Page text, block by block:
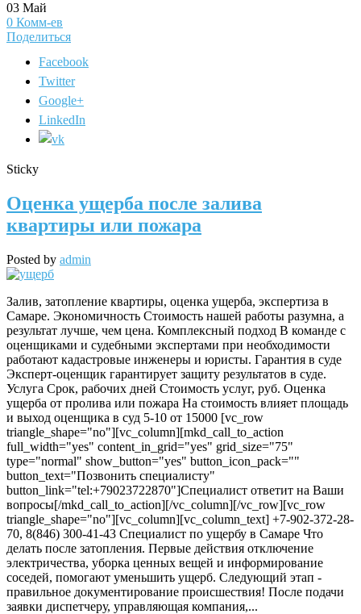
03 Май
0 Комм-ев
Поделиться
Facebook
Twitter
Google+
LinkedIn
Sticky
Оценка ущерба после залива
квартиры или пожара
Posted by admin
Залив, затопление квартиры, оценка ущерба, экспертиза в
Самаре. Экономичность Стоимость нашей работы разумна, а
результат лучше, чем цена. Комплексный подход В команде с
оценщиками и судебными экспертами при необходимости
работают кадастровые инженеры и юристы. Гарантия в суде
Эксперт-оценщик гарантирует защиту результатов в суде.
Услуга Срок, рабочих дней Стоимость услуг, руб. Оценка
ущерба от пролива или пожара На стоимость влияет площадь
и выход оценщика в суд 5-10 от 15000 [vc_row
triangle_shape="no"][vc_column][mkd_call_to_action
full_width="yes" content_in_grid="yes" grid_size="75"
type="normal" show_button="yes" button_icon_pack=""
button_text="Позвонить специалисту"
button_link="tel:+79023722870"]Специалист ответит на Ваши
вопросы[/mkd_call_to_action][/vc_column][/vc_row][vc_row
triangle_shape="no"][vc_column][vc_column_text] +7-902-372-28-
70, 8(846) 300-41-43 Специалист по ущербу в Самаре Что
делать после затопления. Первые действия отключение
электричества, уборка ценных вещей и информирование
соседей, помогают уменьшить ущерб. Следующий этап -
правильное документирование происшествия! После подачи
заявки диспетчеру, управляющая компания,...